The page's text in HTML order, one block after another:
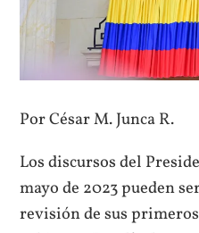
Por César M. Junca R.
Los discursos del
mayo de 2023 pueden
revisión de sus